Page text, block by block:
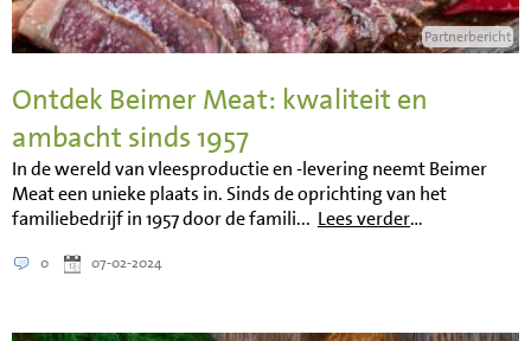
Partnerbericht
Ontdek Beimer Meat: kwaliteit en
ambacht sinds 1957
In de wereld van vleesproductie en -levering neemt Beimer
Meat een unieke plaats in. Sinds de oprichting van het
familiebedrijf in 1957 door de famili... Lees verder…
0 07-02-2024